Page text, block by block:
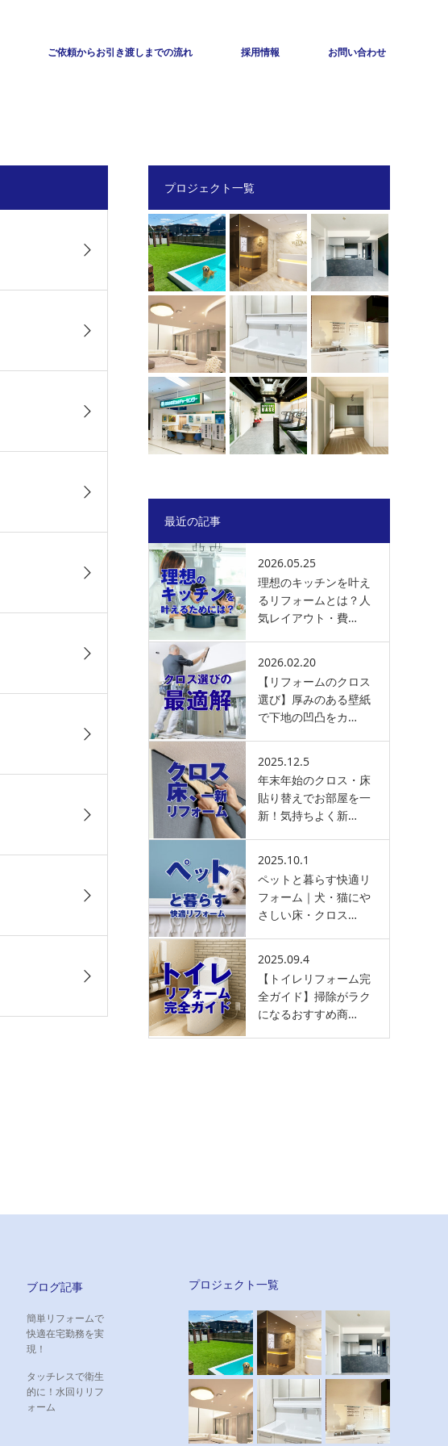
ご依頼からお引き渡しまでの流れ 採用情報 お問い合わせ
プロジェクト一覧
最近の記事
2026.05.25
理想のキッチンを叶え
るリフォームとは？人
気レイアウト・費…
2026.02.20
【リフォームのクロス
選び】厚みのある壁紙
で下地の凹凸をカ…
2025.12.5
年末年始のクロス・床
貼り替えでお部屋を一
新！気持ちよく新…
2025.10.1
ペットと暮らす快適リ
フォーム｜犬・猫にや
さしい床・クロス…
2025.09.4
【トイレリフォーム完
全ガイド】掃除がラク
になるおすすめ商…
ブログ記事
簡単リフォームで
快適在宅勤務を実
現！
タッチレスで衛生
的に！水回りリフ
ォーム
プロジェクト一覧